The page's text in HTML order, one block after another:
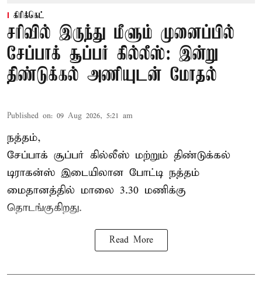
கிரிக்கெட்
சரிவில் இருந்து மீளும் முனைப்பில்
சேப்பாக் சூப்பர் கில்லீஸ்: இன்று
திண்டுக்கல் அணியுடன் மோதல்
Published on: 09 Aug 2026, 5:21 am
நத்தம்,
சேப்பாக் சூப்பர் கில்லீஸ் மற்றும் திண்டுக்கல்
டிராகன்ஸ் இடையிலான போட்டி நத்தம்
மைதானத்தில் மாலை 3.30 மணிக்கு
தொடங்குகிறது.
Read More